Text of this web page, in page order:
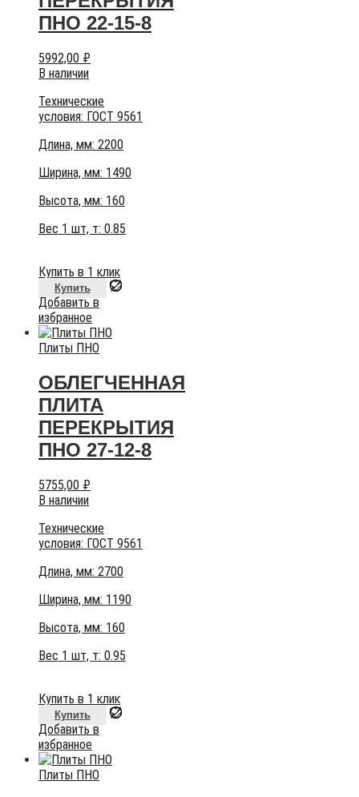
ПНО 22-15-8
5992,00 ₽
В наличии
Технические
условия: ГОСТ 9561
Длина, мм: 2200
Ширина, мм: 1490
Высота, мм: 160
Вес 1 шт, т: 0.85
Купить в 1 клик
Купить
Добавить в
избранное
Плиты ПНО
ОБЛЕГЧЕННАЯ
ПЛИТА
ПЕРЕКРЫТИЯ
ПНО 27-12-8
5755,00 ₽
В наличии
Технические
условия: ГОСТ 9561
Длина, мм: 2700
Ширина, мм: 1190
Высота, мм: 160
Вес 1 шт, т: 0.95
Купить в 1 клик
Купить
Добавить в
избранное
Плиты ПНО